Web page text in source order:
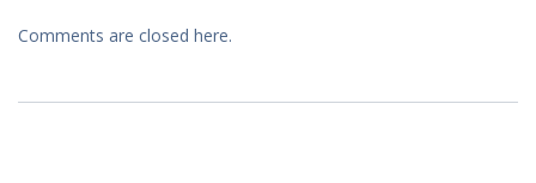
Comments are closed here.